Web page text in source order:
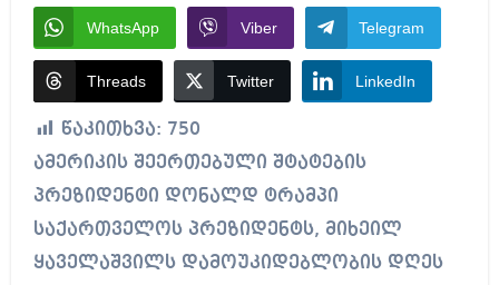
WhatsApp Viber Telegram
Threads Twitter LinkedIn
წაკითხვა: 750
ამერიკის შეერთებული შტატების
პრეზიდენტი დონალდ ტრამპი
საქართველოს პრეზიდენტს, მიხეილ
ყაველაშვილს დამოუკიდებლობის დღეს